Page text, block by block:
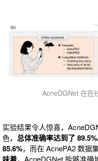
AcneDGNet 在在
实验结果令人惊喜，
色， 总体准确率达到了 89.5%
85.6%，而在 AcnePA2 数据集